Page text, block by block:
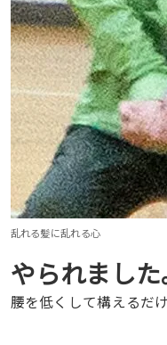
乱れる髪に乱れる心
やられました
腰を低くして構えるだ